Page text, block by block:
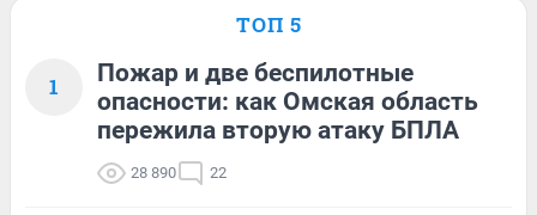
ТОП 5
1
Пожар и две беспилотные
опасности: как Омская область
пережила вторую атаку БПЛА
28 890 22